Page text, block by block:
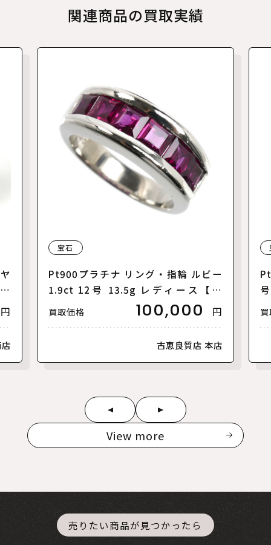
関連商品の買取実績
円
宝石
Pt900プラチナ リング・指輪 ルビー
1.9ct 12号 13.5g レディース【中
古】
買取価格 100,000 円
古恵良質店 本店
View more
売りたい商品が見つかったら